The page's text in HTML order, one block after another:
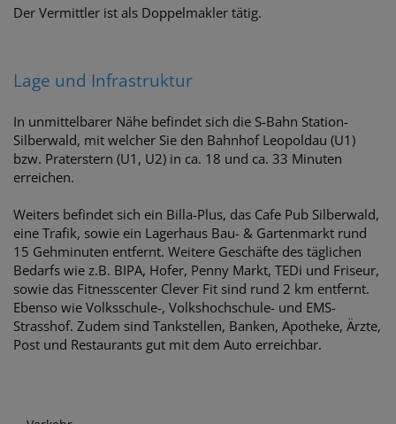
Der Vermittler ist als Doppelmakler tätig.
Lage und Infrastruktur
In unmittelbarer Nähe befindet sich die S-Bahn Station-
Silberwald, mit welcher Sie den Bahnhof Leopoldau (U1)
bzw. Praterstern (U1, U2) in ca. 18 und ca. 33 Minuten
erreichen.
Weiters befindet sich ein Billa-Plus, das Cafe Pub Silberwald,
eine Trafik, sowie ein Lagerhaus Bau- & Gartenmarkt rund
15 Gehminuten entfernt. Weitere Geschäfte des täglichen
Bedarfs wie z.B. BIPA, Hofer, Penny Markt, TEDi und Friseur,
sowie das Fitnesscenter Clever Fit sind rund 2 km entfernt.
Ebenso wie Volksschule-, Volkshochschule- und EMS-
Strasshof. Zudem sind Tankstellen, Banken, Apotheke, Ärzte,
Post und Restaurants gut mit dem Auto erreichbar.